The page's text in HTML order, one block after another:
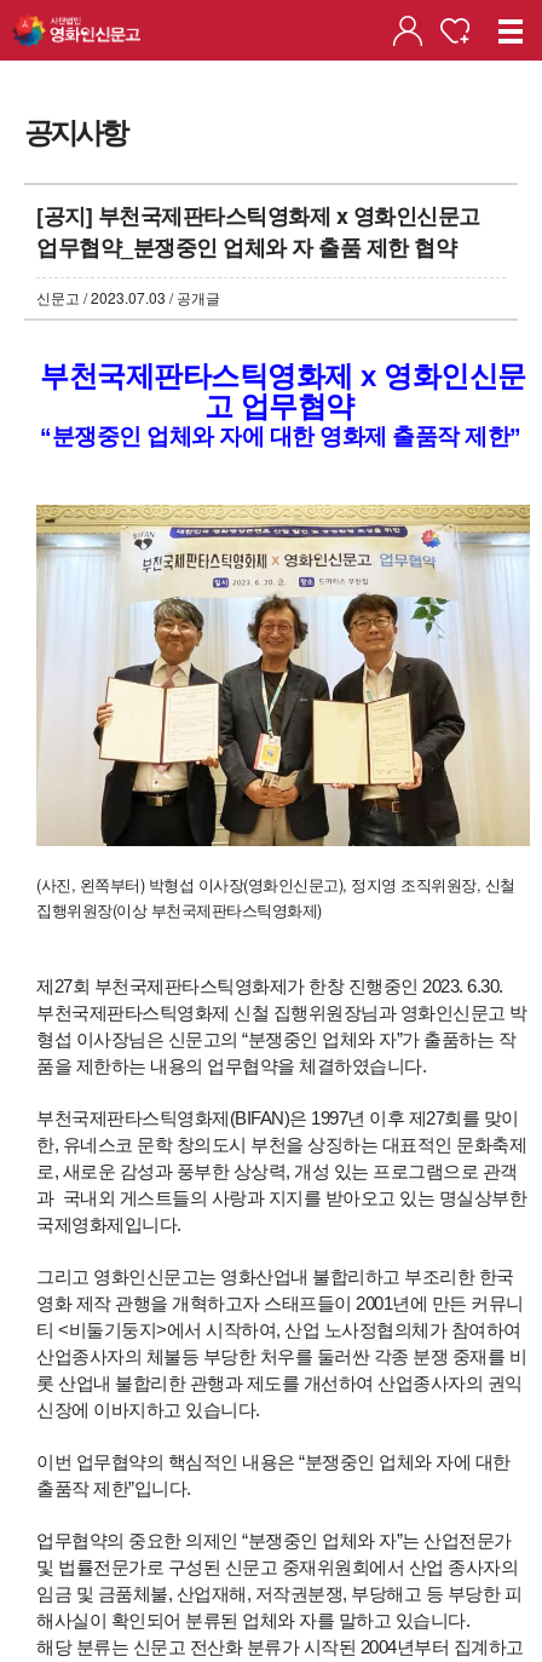
공지사항
[공지] 부천국제판타스틱영화제 x 영화인신문고
업무협약_분쟁중인 업체와 자 출품 제한 협약
신문고 / 2023.07.03 / 공개글
부천국제판타스틱영화제 x 영화인신문
고 업무협약
“분쟁중인 업체와 자에 대한 영화제 출품작 제한”
(사진, 왼쪽부터) 박형섭 이사장(영화인신문고), 정지영 조직위원장, 신철
집행위원장(이상 부천국제판타스틱영화제)
제27회 부천국제판타스틱영화제가 한창 진행중인 2023. 6.30.
부천국제판타스틱영화제 신철 집행위원장님과 영화인신문고 박
형섭 이사장님은 신문고의 “분쟁중인 업체와 자”가 출품하는 작
품을 제한하는 내용의 업무협약을 체결하였습니다.
부천국제판타스틱영화제(BIFAN)은 1997년 이후 제27회를 맞이
한, 유네스코 문학 창의도시 부천을 상징하는 대표적인 문화축제
로, 새로운 감성과 풍부한 상상력, 개성 있는 프로그램으로 관객
과 국내외 게스트들의 사랑과 지지를 받아오고 있는 명실상부한
국제영화제입니다.
그리고 영화인신문고는 영화산업내 불합리하고 부조리한 한국
영화 제작 관행을 개혁하고자 스태프들이 2001년에 만든 커뮤니
티 <비둘기둥지>에서 시작하여, 산업 노사정협의체가 참여하여
산업종사자의 체불등 부당한 처우를 둘러싼 각종 분쟁 중재를 비
롯 산업내 불합리한 관행과 제도를 개선하여 산업종사자의 권익
신장에 이바지하고 있습니다.
이번 업무협약의 핵심적인 내용은 “분쟁중인 업체와 자에 대한
출품작 제한”입니다.
업무협약의 중요한 의제인 “분쟁중인 업체와 자”는 산업전문가
및 법률전문가로 구성된 신문고 중재위원회에서 산업 종사자의
임금 및 금품체불, 산업재해, 저작권분쟁, 부당해고 등 부당한 피
해사실이 확인되어 분류된 업체와 자를 말하고 있습니다.
해당 분류는 신문고 전산화 분류가 시작된 2004년부터 집계하고